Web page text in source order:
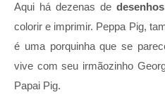
Aqui há dezenas de
colorir e imprimir. Peppa Pig,
é uma porquinha que se
vive com seu irmãozinho
Papai Pig.